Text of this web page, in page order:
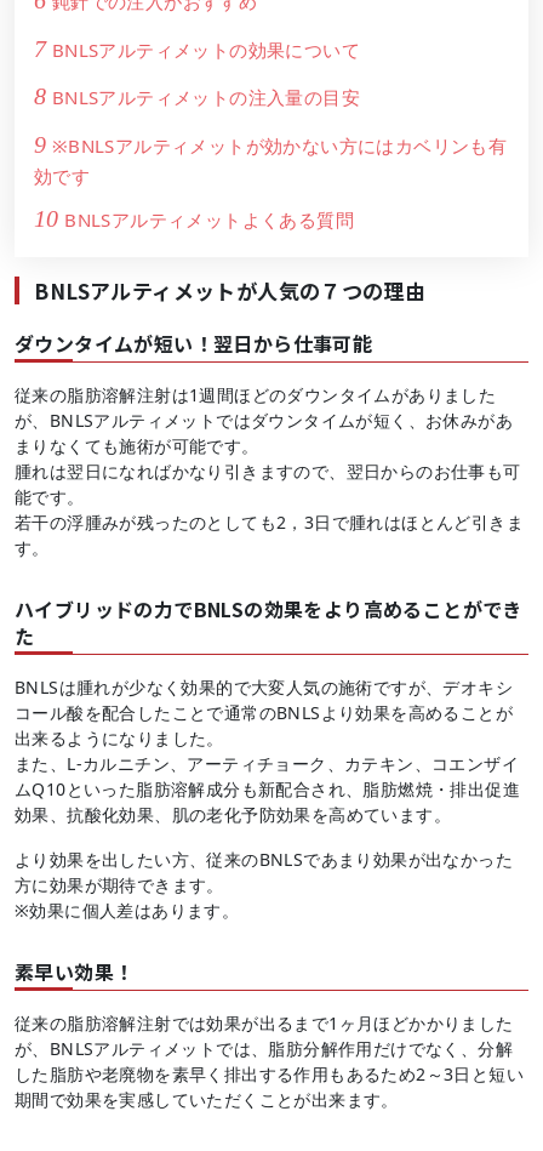
7BNLSアルティメットの効果について
8 BNLSアルティメットの注入量の目安
9 ※BNLSアルティメットが効かない方にはカベリンも有
効です
10 BNLSアルティメットよくある質問
BNLSアルティメットが人気の７つの理由
ダウンタイムが短い！翌日から仕事可能
従来の脂肪溶解注射は1週間ほどのダウンタイムがありました
が、BNLSアルティメットではダウンタイムが短く、お休みがあ
まりなくても施術が可能です。
腫れは翌日になればかなり引きますので、翌日からのお仕事も可
能です。
若干の浮腫みが残ったのとしても2，3日で腫れはほとんど引きま
す。
ハイブリッドの力でBNLSの効果をより高めることができ
た
BNLSは腫れが少なく効果的で大変人気の施術ですが、デオキシ
コール酸を配合したことで通常のBNLSより効果を高めることが
出来るようになりました。
また、L-カルニチン、アーティチョーク、カテキン、コエンザイ
ムQ10といった脂肪溶解成分も新配合され、脂肪燃焼・排出促進
効果、抗酸化効果、肌の老化予防効果を高めています。
より効果を出したい方、従来のBNLSであまり効果が出なかった
方に効果が期待できます。
※効果に個人差はあります。
素早い効果！
従来の脂肪溶解注射では効果が出るまで1ヶ月ほどかかりました
が、BNLSアルティメットでは、脂肪分解作用だけでなく、分解
した脂肪や老廃物を素早く排出する作用もあるため2～3日と短い
期間で効果を実感していただくことが出来ます。